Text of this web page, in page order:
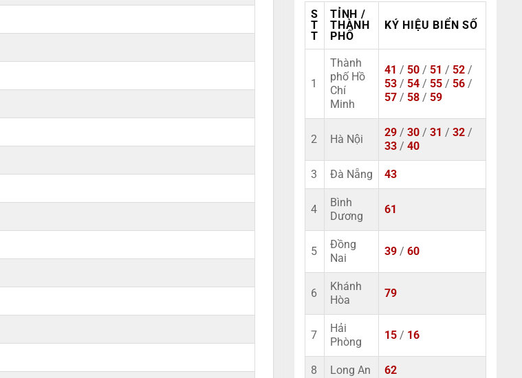
S
T
T
TỈNH /
THÀNH
PHỐ
KÝ HIỆU BIỂN SỐ
1
Thành
phố Hồ
Chí
Minh
41 / 50 / 51 / 52 /
53 / 54 / 55 / 56 /
57 / 58 / 59
2 Hà Nội
29 / 30 / 31 / 32 /
33 / 40
3 Đà Nẵng 43
4
Bình
Dương
61
5
Đồng
Nai
39 / 60
6
Khánh
Hòa
79
7
Hải
Phòng
15 / 16
8 Long An 62